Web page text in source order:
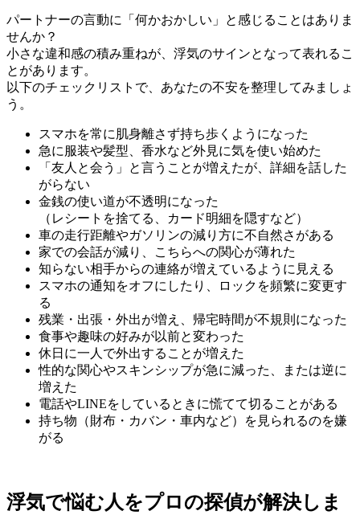
パートナーの言動に「何かおかしい」と感じることはありま
せんか？
小さな違和感の積み重ねが、浮気のサインとなって表れるこ
とがあります。
以下のチェックリストで、あなたの不安を整理してみましょ
う。
スマホを常に肌身離さず持ち歩くようになった
急に服装や髪型、香水など外見に気を使い始めた
「友人と会う」と言うことが増えたが、詳細を話した
がらない
金銭の使い道が不透明になった
（レシートを捨てる、カード明細を隠すなど）
車の走行距離やガソリンの減り方に不自然さがある
家での会話が減り、こちらへの関心が薄れた
知らない相手からの連絡が増えているように見える
スマホの通知をオフにしたり、ロックを頻繁に変更す
る
残業・出張・外出が増え、帰宅時間が不規則になった
食事や趣味の好みが以前と変わった
休日に一人で外出することが増えた
性的な関心やスキンシップが急に減った、または逆に
増えた
電話やLINEをしているときに慌てて切ることがある
持ち物（財布・カバン・車内など）を見られるのを嫌
がる
浮気で悩む人をプロの探偵が解決しま